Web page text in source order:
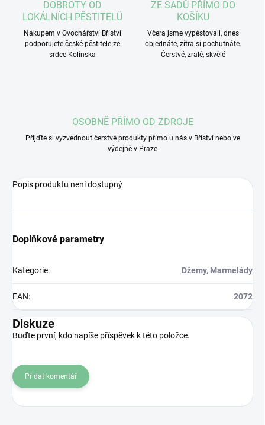
DOBROTY OD
LOKÁLNÍCH PĚSTITELŮ
Nákupem v Ovocnářství Bříství
podporujete české pěstitele ze
srdce Kolínska
ZE SADŮ PŘÍMO DO
KOŠÍKU
Včera jsme vypěstovali, dnes
objednáte, zítra si pochutnáte.
Čerstvé, zralé, skvělé
OSOBNĚ PŘÍMO OD ZDROJE
Přijďte si vyzvednout čerstvé produkty přímo u nás v Bříství nebo ve
výdejně v Praze
Popis produktu není dostupný
Doplňkové parametry
Kategorie: Džemy, Marmelády
EAN: 2072
Diskuze
Buďte první, kdo napíše příspěvek k této položce.
Přidat komentář